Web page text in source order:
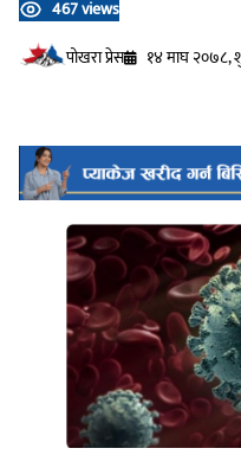
467 views
प‍ोखरा प्रेस
१४ माघ २०७८,